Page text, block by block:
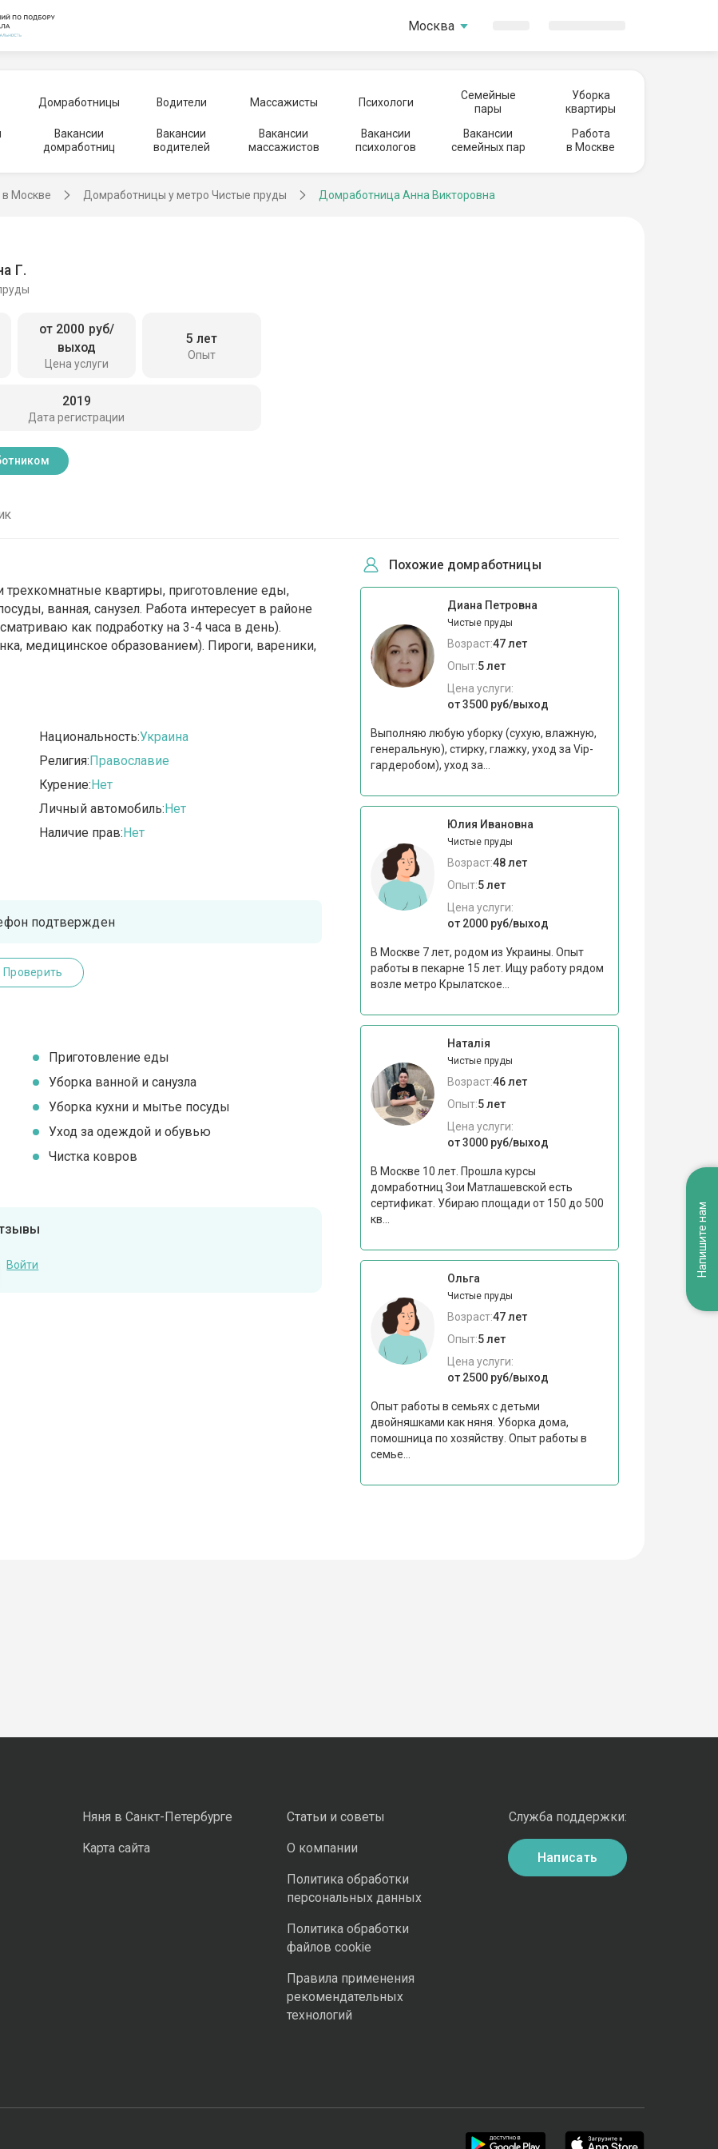
Москва
Домработницы Водители Массажисты Психологи
Семейные
пары
Уборка
квартиры
Вакансии
домработниц
Вакансии
водителей
Вакансии
массажистов
Вакансии
психологов
Вакансии
семейных пар
Работа
в Москве
Москве Домработницы у метро Чистые пруды Домработница Анна Викторовна
Г.
Цена услуги
от 2000 руб/
выход
Опыт
5 лет
Дата регистрации
2019
квартиры, приготовление еды,
ванная, санузел. Работа интересует в районе
как подработку на 3-4 часа в день).
медицинское образованием). Пироги, вареники,
Национальность:Украина
Религия:Православие
Курение:Нет
Личный автомобиль:Нет
Наличие прав:Нет
подтвержден
Проверить
Приготовление еды
Уборка ванной и санузла
Уборка кухни и мытье посуды
Уход за одеждой и обувью
Чистка ковров
Войти
Похожие домработницы
Диана Петровна
Чистые пруды
Возраст:47 лет
Опыт:5 лет
Цена услуги:
от 3500 руб/выход
Выполняю любую уборку (сухую, влажную,
генеральную), стирку, глажку, уход за Vip-
гардеробом), уход за...
Юлия Ивановна
Чистые пруды
Возраст:48 лет
Опыт:5 лет
Цена услуги:
от 2000 руб/выход
В Москве 7 лет, родом из Украины. Опыт
работы в пекарне 15 лет. Ищу работу рядом
возле метро Крылатское...
Наталія
Чистые пруды
Возраст:46 лет
Опыт:5 лет
Цена услуги:
от 3000 руб/выход
В Москве 10 лет. Прошла курсы
домработниц Зои Матлашевской есть
сертификат. Убираю площади от 150 до 500
кв...
Ольга
Чистые пруды
Возраст:47 лет
Опыт:5 лет
Цена услуги:
от 2500 руб/выход
Опыт работы в семьях с детьми
двойняшками как няня. Уборка дома,
помошница по хозяйству. Опыт работы в
семье...
Няня в Санкт-Петербурге
Карта сайта
Статьи и советы
О компании
Политика обработки
персональных данных
Политика обработки
файлов cookie
Правила применения
рекомендательных
технологий
Служба поддержки:
Написать
Напишите нам